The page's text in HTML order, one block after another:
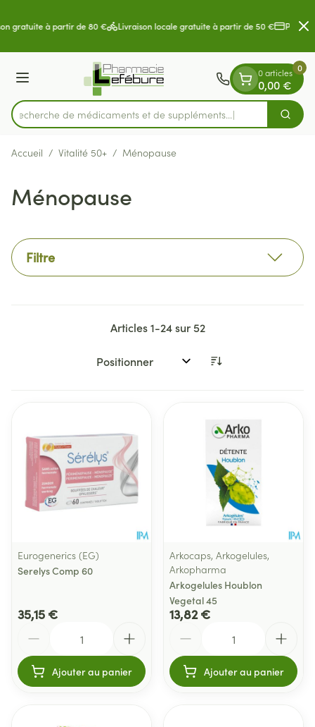
gratuite à partir de 80 € Livraison locale gratuite à partir de 50 €
Menu
Rechercher
Recherche de médicaments
0 articles
0,00 €
0
Accueil / Vitalité 50+ / Ménopause
Ménopause
Filtre
Articles1-24sur52
Trier par:
Eurogenerics (EG)
Serelys Comp 60
35,15 €
Ajouter au panier
Arkocaps, Arkogelules,
Arkopharma
Arkogelules Houblon
Vegetal 45
13,82 €
Ajouter au panier